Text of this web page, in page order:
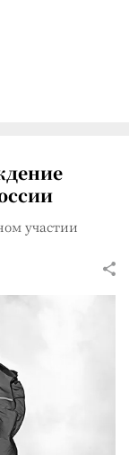
участии